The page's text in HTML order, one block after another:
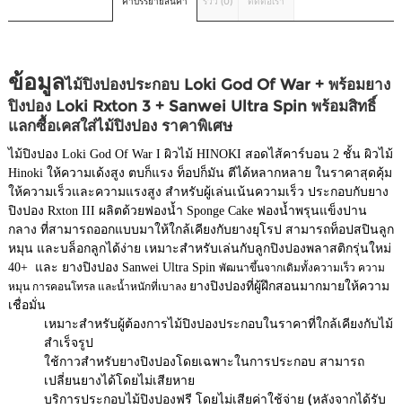
ข้อมูลไม้ปิงปองประกอบ Loki God Of War + พร้อมยาง
ปิงปอง Loki Rxton 3 + Sanwei Ultra Spin พร้อมสิทธิ์
แลกซื้อเคสใส่ไม้ปิงปอง ราคาพิเศษ
ไม้ปิงปอง Loki God Of War I ผิวไม้ HINOKI สอดไส้คาร์บอน 2 ชั้น ผิวไม้
Hinoki ให้ความเด้งสูง ตบก็แรง ท็อปก็มัน ตีได้หลากหลาย ในราคาสุดคุ้ม
ให้ความเร็วและความแรงสูง สำหรับผู้เล่นเน้นความเร็ว ประกอบกับยาง
ปิงปอง Rxton III ผลิตด้วยฟองน้ำ Sponge Cake ฟองน้ำพรุนแข็งปาน
กลาง ที่สามารถออกแบบมาให้ใกล้เคียงกับยางยุโรป สามารถท็อปสปินลูก
หมุน และบล็อกลูกได้ง่าย เหมาะสำหรับเล่นกับลูกปิงปองพลาสติกรุ่นใหม่
40+ และ ยางปิงปอง Sanwei Ultra Spin พัฒนาขึ้นจากเดิมทั้งความเร็ว ความ
หมุน การคอนโทรล และน้ำหนักที่เบาลง ยางปิงปองที่ผู้ฝึกสอนมากมายให้ความ
เชื่อมั่น
เหมาะสำหรับผู้ต้องการไม้ปิงปองประกอบในราคาที่ใกล้เคียงกับไม้
สำเร็จรูป
ใช้กาวสำหรับยางปิงปองโดยเฉพาะในการประกอบ สามารถ
เปลี่ยนยางได้โดยไม่เสียหาย
บริการประกอบไม้ปิงปองฟรี โดยไม่เสียค่าใช้จ่าย (หลังจากได้รับ